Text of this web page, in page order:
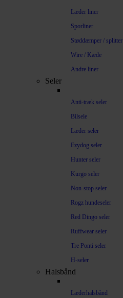
Læder liner
Sporliner
Støddæmper / splitter
Wire / Kæde
Andre liner
Seler
Anti-træk seler
Bilsele
Læder seler
Ezydog seler
Hunter seler
Kurgo seler
Non-stop seler
Rogz hundeseler
Red Dingo seler
Ruffwear seler
Tre Ponti seler
H-seler
Halsbånd
Læderhalsbånd